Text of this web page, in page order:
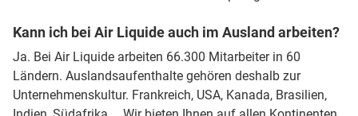
Kann ich bei Air Liquide auch im Ausland arbeiten?
Ja. Bei Air Liquide arbeiten 66.300 Mitarbeiter in 60
Ländern. Auslandsaufenthalte gehören deshalb zur
Unternehmenskultur. Frankreich, USA, Kanada, Brasilien,